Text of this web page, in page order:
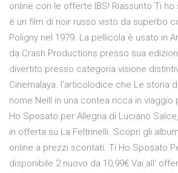
online con le offerte IBS! Riassunto Ti
è un film di noir russo visto da superbo
Poligny nel 1979. La pellicola è usato in
da Crash Productions presso sua
divertito presso categoria visione
Cinemalaya. l'articolodice che Le storia
nome Neill in una contea ricca in viaggio
Ho Sposato per Allegria di Luciano
in offerta su La Feltrinelli. Scopri gli
online a prezzi scontati. Ti Ho Sposato
disponibile 2 nuovo da 10,99€ Vai all'